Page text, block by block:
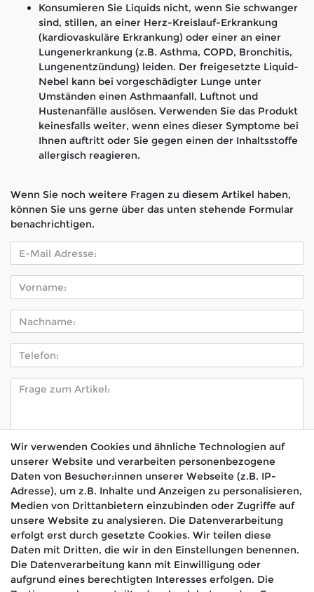
Konsumieren Sie Liquids nicht, wenn Sie schwanger
sind, stillen, an einer Herz-Kreislauf-Erkrankung
(kardiovaskuläre Erkrankung) oder einer an einer
Lungenerkrankung (z.B. Asthma, COPD, Bronchitis,
Lungenentzündung) leiden. Der freigesetzte Liquid-
Nebel kann bei vorgeschädigter Lunge unter
Umständen einen Asthmaanfall, Luftnot und
Hustenanfälle auslösen. Verwenden Sie das Produkt
keinesfalls weiter, wenn eines dieser Symptome bei
Ihnen auftritt oder Sie gegen einen der Inhaltsstoffe
allergisch reagieren.
Wenn Sie noch weitere Fragen zu diesem Artikel haben,
können Sie uns gerne über das unten stehende Formular
benachrichtigen.
Hiermit bestätige ich, dass ich dieDaten­schutz­
erklärung gelesen habe. *
Absenden
🚚 Schneller Versand
Wir verwenden Cookies und ähnliche Technologien auf
unserer Website und verarbeiten personenbezogene
Daten von Besucher:innen unserer Webseite (z.B. IP-
Adresse), um z.B. Inhalte und Anzeigen zu personalisieren,
Medien von Drittanbietern einzubinden oder Zugriffe auf
unsere Website zu analysieren. Die Datenverarbeitung
erfolgt erst durch gesetzte Cookies. Wir teilen diese
Daten mit Dritten, die wir in den Einstellungen benennen.
Die Datenverarbeitung kann mit Einwilligung oder
aufgrund eines berechtigten Interesses erfolgen. Die